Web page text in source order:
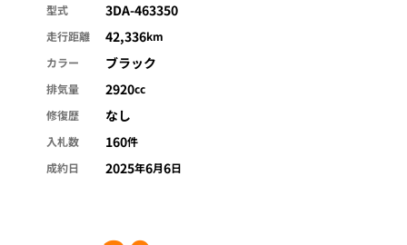
型式 3DA-463350
走行距離 42,336km
カラー
ブラック
排気量 2920cc
修復歴
なし
入札数 160件
成約日
2025年6月6日